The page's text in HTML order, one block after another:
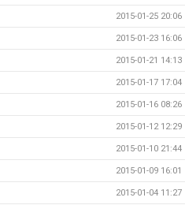
2015-01-25 20:06
2015-01-23 16:06
2015-01-21 14:13
2015-01-17 17:04
2015-01-16 08:26
2015-01-12 12:29
2015-01-10 21:44
2015-01-09 16:01
2015-01-04 11:27